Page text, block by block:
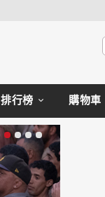
排行榜 購物車